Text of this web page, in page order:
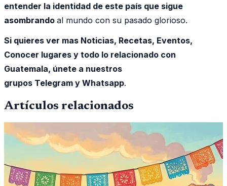
entender la identidad de este país que sigue
asombrando al mundo con su pasado glorioso.
Si quieres ver mas Noticias, Recetas, Eventos,
Conocer lugares y todo lo relacionado con
Guatemala, únete a nuestros
grupos Telegram y Whatsapp.
Artículos relacionados